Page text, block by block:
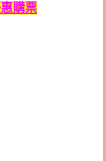
購票